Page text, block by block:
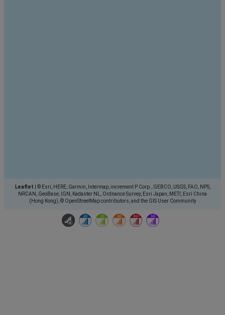
Leaflet
© Esri, HERE, Garmin, Intermap, increment P Corp., GEBCO, USGS, FAO, NPS,
NRCAN, GeoBase, IGN, Kadaster NL, Ordnance Survey, Esri Japan, METI, Esri China
(Hong Kong), © OpenStreetMap contributors, and the GIS User Community